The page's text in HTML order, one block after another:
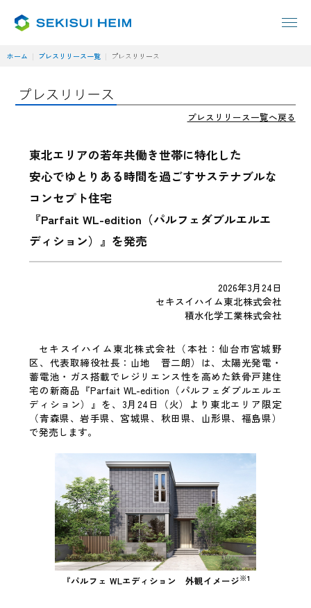
ホーム プレスリリース一覧 プレスリリース
プレスリリース一覧へ戻る
東北エリアの若年共働き世帯に特化した
安心でゆとりある時間を過ごすサステナブルな
コンセプト住宅
『Parfait WL-edition（パルフェダブルエルエ
ディション）』を発売
2026年3月24日
セキスイハイム東北株式会社
積水化学工業株式会社
セキスイハイム東北株式会社（本社：仙台市宮城野
区、代表取締役社長：山地 晋二朗）は、太陽光発電・
蓄電池・ガス搭載でレジリエンス性を高めた鉄骨戸建住
宅の新商品『Parfait WL-edition（パルフェダブルエルエ
ディション）』を、3月24日（火）より東北エリア限定
（青森県、岩手県、宮城県、秋田県、山形県、福島県）
で発売します。
『パルフェ WLエディション 外観イメージ※1